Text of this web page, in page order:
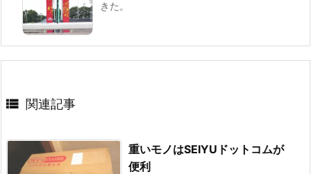
きた。
 関連記事
重いモノはSEIYUドットコムが
便利